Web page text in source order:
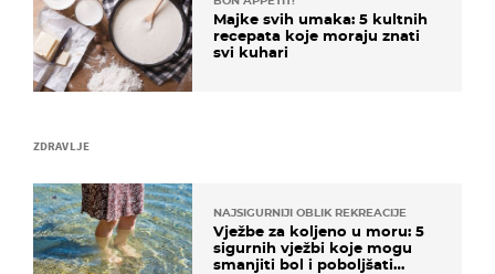
ZDRAVLJE
NAJSIGURNIJI OBLIK REKREACIJE
Vježbe za koljeno u moru: 5
sigurnih vježbi koje mogu
smanjiti bol i poboljšati
Majke svih umaka: 5 kultnih
recepata koje moraju znati
svi kuhari